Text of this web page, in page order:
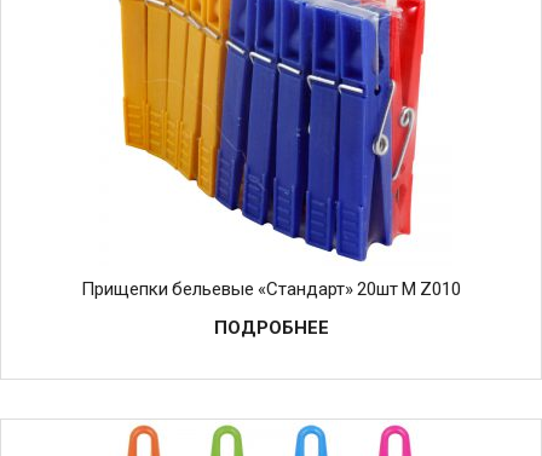
Прищепки бельевые «Стандарт» 20шт М Z010
ПОДРОБНЕЕ